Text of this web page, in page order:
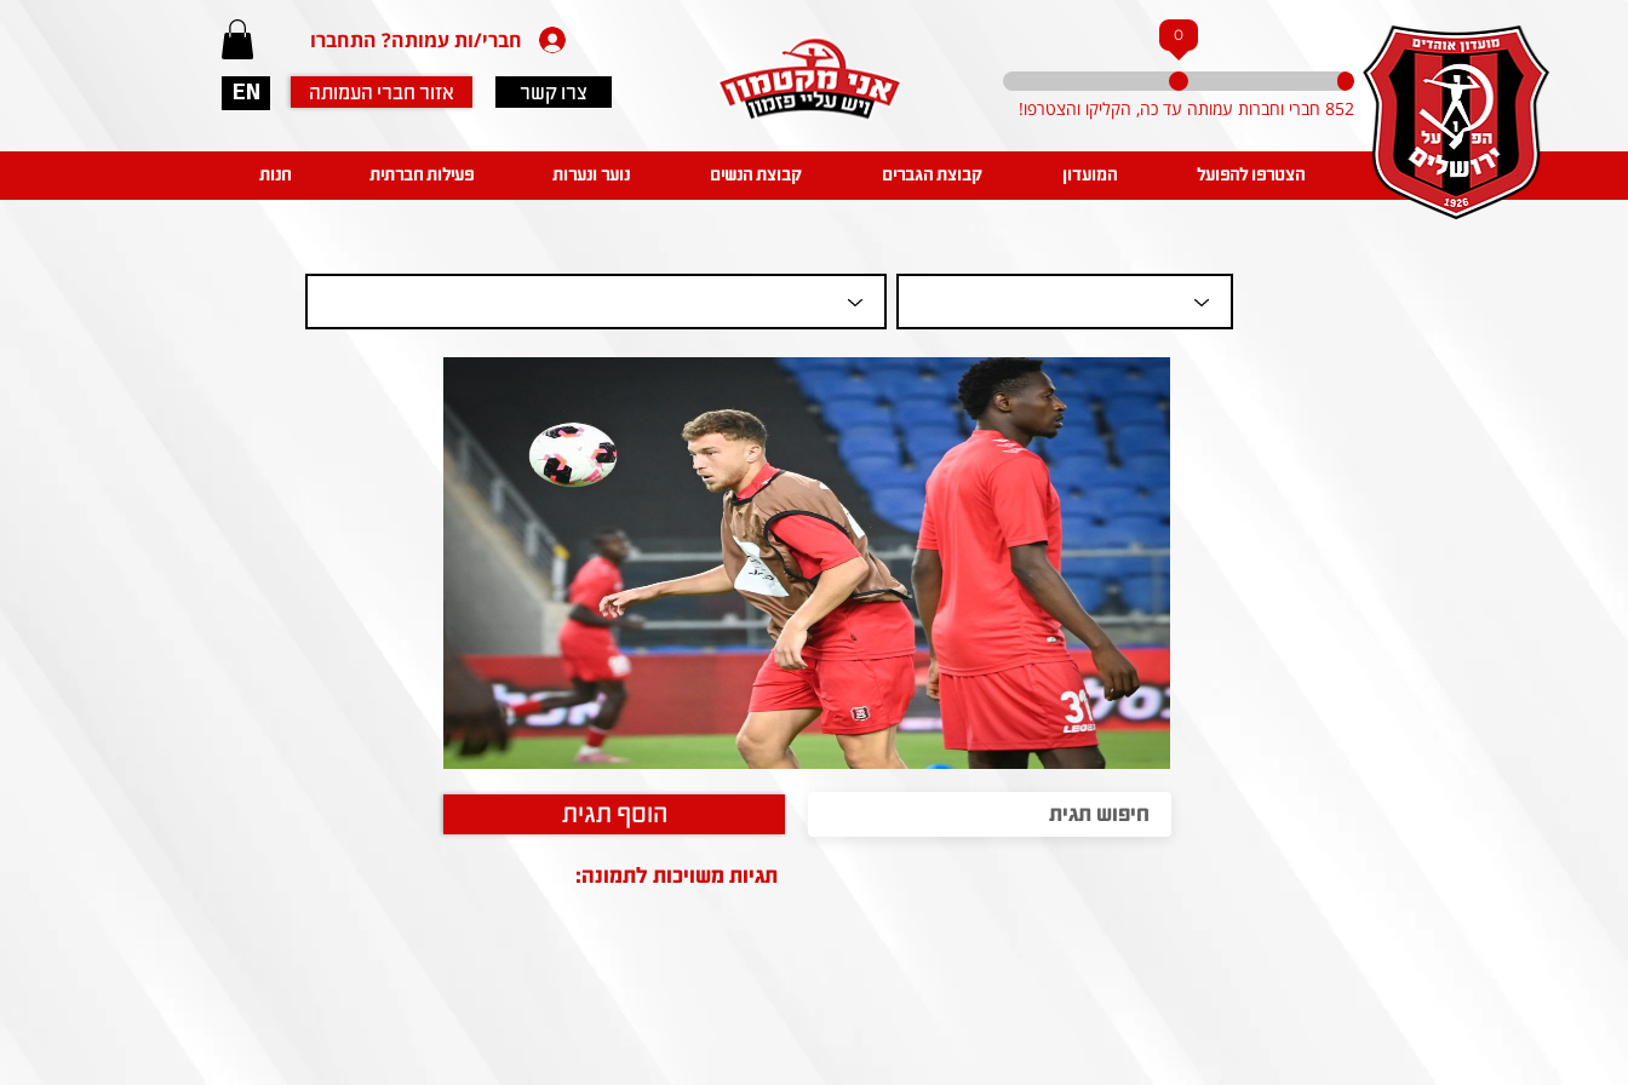
EN
חברי/ות עמותה? התחברו
אזור חברי העמותה צרו קשר
0
852 חברי וחברות עמותה עד כה, הקליקו והצטרפו!
הצטרפו להפועל המועדון קבוצת הגברים קבוצת הנשים נוער ונערות פעילות חברתית חנות
הוסף תגית
תגיות משויכות לתמונה: